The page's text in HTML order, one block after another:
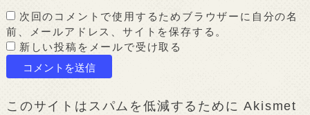
次回のコメントで使用するためブラウザーに自分の名
前、メールアドレス、サイトを保存する。
新しい投稿をメールで受け取る
このサイトはスパムを低減するために Akismet